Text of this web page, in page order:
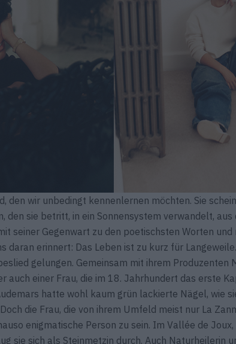
den wir unbedingt kennenlernen möchten. Sie
den sie betritt, in ein Sonnensystem verwandelt,
seiner Gegenwart zu den poetischsten Worten
daran erinnert: Das Leben ist zu kurz für
gelungen. Gemeinsam mit ihrem Produzenten
auch einer Frau, die im 18. Jahrhundert das erste
hatte wohl kaum grün lackierte Nägel, wie
die Frau, die von ihrem Umfeld meist nur La
enigmatische Person zu sein. Im Vallée de
sie sich als Steinmetzin durch. Auch Naturheilerin